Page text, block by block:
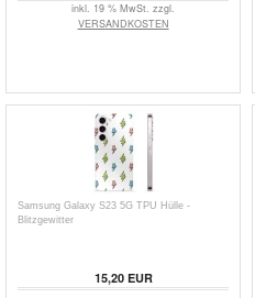
inkl. 19 % MwSt. zzgl.
VERSANDKOSTEN
Samsung Galaxy S23 5G TPU Hülle -
Blitzgewitter
15,20EUR